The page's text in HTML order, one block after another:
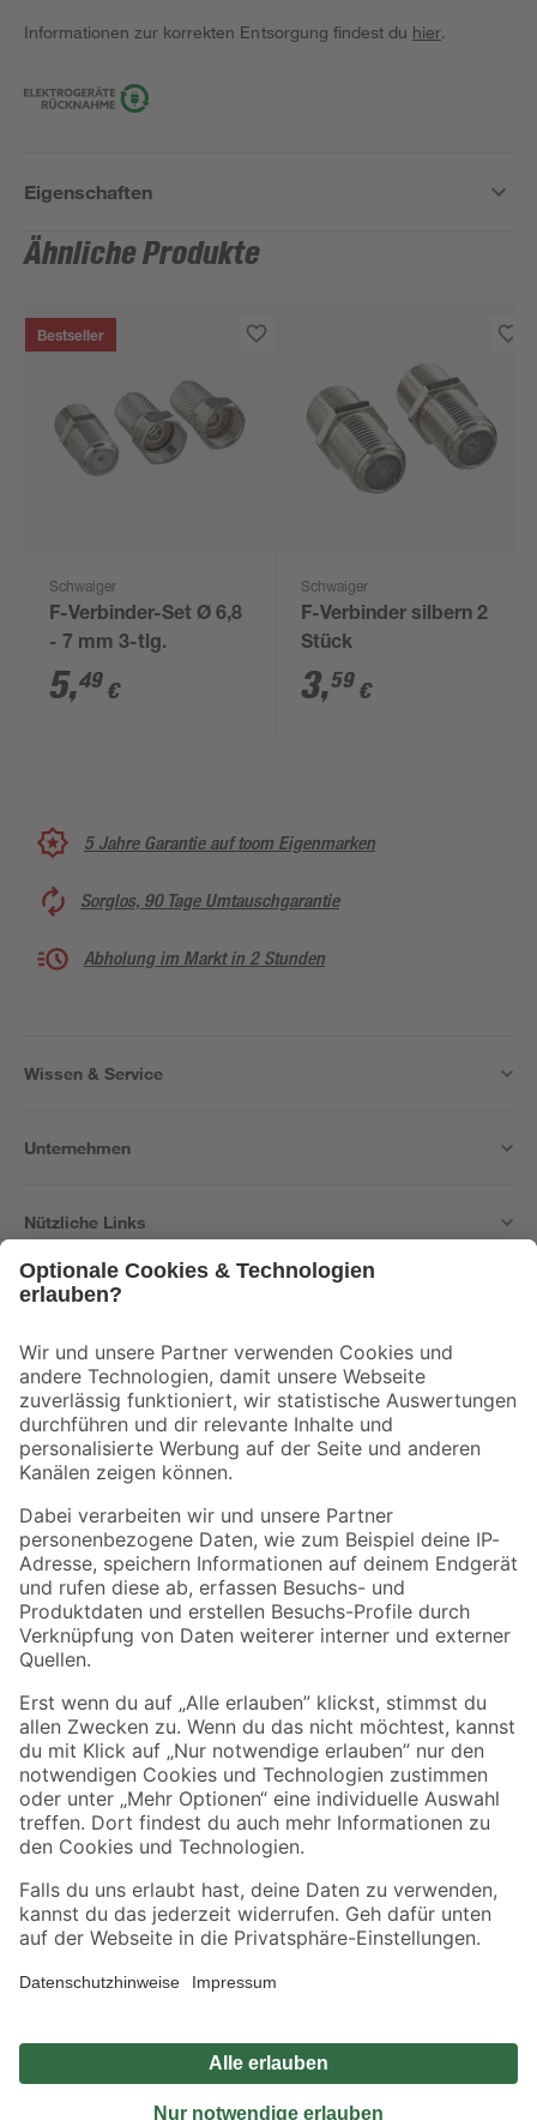
Informationen zur korrekten Entsorgung findest du hier.
Eigenschaften
Ähnliche Produkte
Bestseller
Schwaiger
F-Verbinder-Set Ø 6,8
- 7 mm 3-tlg.
5,49 €
Schwaiger
F-Verbinder silbern 2
Stück
3,59 €
5 Jahre Garantie auf toom Eigenmarken
Sorglos, 90 Tage Umtauschgarantie
Abholung im Markt in 2 Stunden
Wissen & Service
Unternehmen
Nützliche Links
Der toom Newsletter: Keine Angebote und Aktionen mehr verpassen!
Zur Newsletter Anmeldung
Folge uns
Zahlungsarten Versandarten
Sicher einkaufen
Jetzt die toom-App herunterladen
Alle Preisangaben in EUR inkl. gesetzl. MwSt.. Die dargestellten Angebote sind unter
Umständen nicht in allen Märkten verfügbar. Die angegebenen Verfügbarkeiten beziehen
Produkte nur solange der Vorrat reicht.
*Paketversand ab 59 € versandkostenfrei, gilt nicht für Artikel mit Speditionsversand, hier
Privatsphäre Impressum
Nutzungsbedingungen
Widerrufsrecht
Vertrag widerrufen